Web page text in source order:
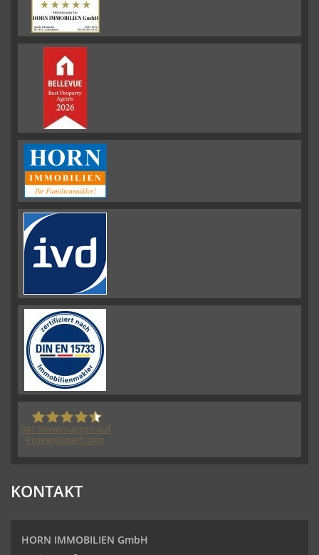
HORN IMMOBILIEN GmbH
941 Bewertungen auf
ProvenExpert.com
KONTAKT
HORN IMMOBILIEN GmbH